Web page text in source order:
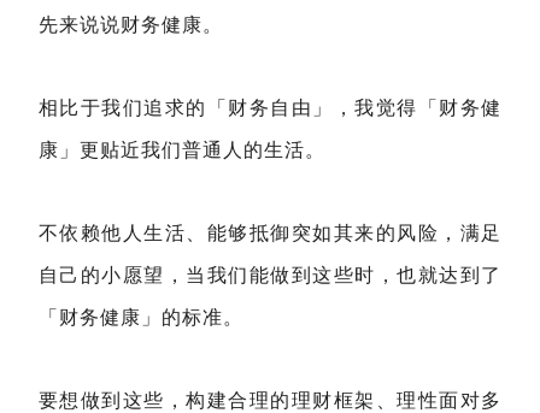
先来说说财务健康。
相比于我们追求的「财务自由」，我觉得「财务健
康」更贴近我们普通人的生活。
不依赖他人生活、能够抵御突如其来的风险，满足
自己的小愿望，当我们能做到这些时，也就达到了
「财务健康」的标准。
要想做到这些，构建合理的理财框架、理性面对多